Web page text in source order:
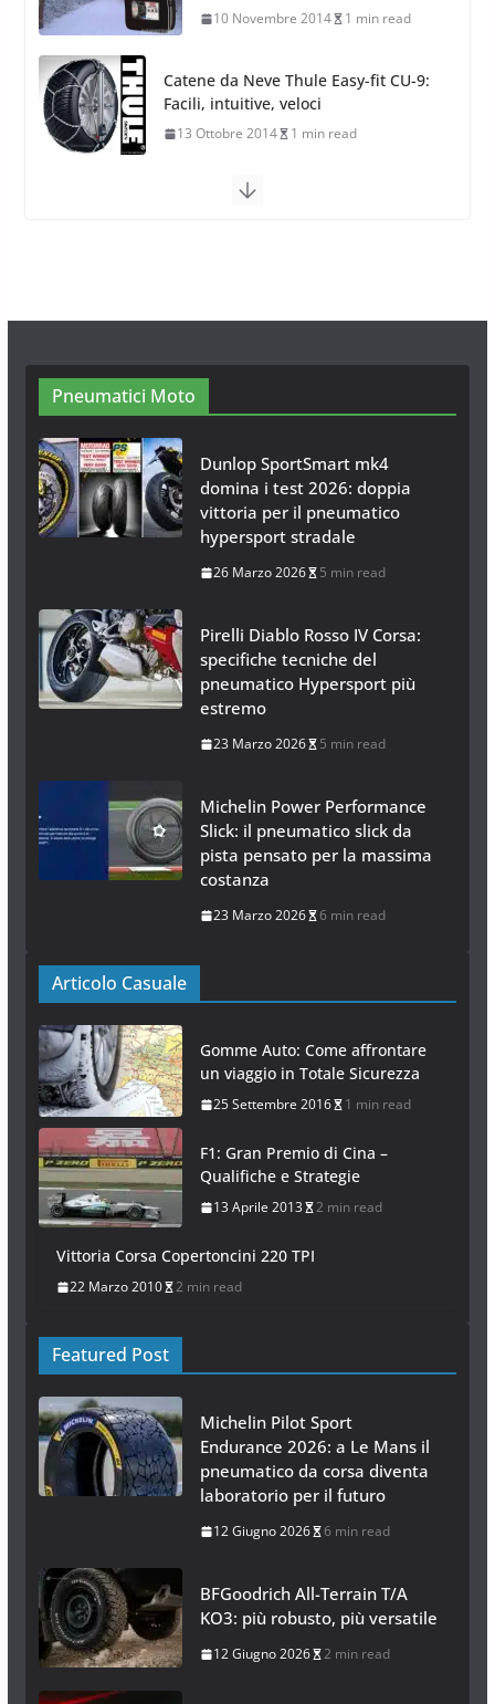
13 Ottobre 2014 1 min read
Calze da Neve Arexocks by
Arexons
26 Ottobre 2013 1 min read
Calze da Neve per Auto 2025:
26 Gennaio 2017
Pneumatici Moto
Dunlop SportSmart mk4
domina i test 2026: doppia
vittoria per il pneumatico
hypersport stradale
26 Marzo 2026 5 min read
Pirelli Diablo Rosso IV Corsa:
specifiche tecniche del
pneumatico Hypersport più
estremo
23 Marzo 2026 5 min read
Michelin Power Performance
Slick: il pneumatico slick da
pista pensato per la massima
costanza
23 Marzo 2026 6 min read
Articolo Casuale
Gomme Auto: Come affrontare
un viaggio in Totale Sicurezza
25 Settembre 2016 1 min read
F1: Gran Premio di Cina –
Qualifiche e Strategie
13 Aprile 2013 2 min read
Vittoria Corsa Copertoncini 220 TPI
22 Marzo 2010 2 min read
Featured Post
Michelin Pilot Sport
Endurance 2026: a Le Mans il
pneumatico da corsa diventa
laboratorio per il futuro
12 Giugno 2026 6 min read
BFGoodrich All-Terrain T/A
KO3: più robusto, più versatile
12 Giugno 2026 2 min read